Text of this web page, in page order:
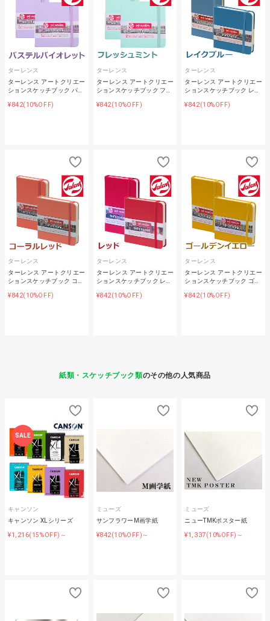
ターレンス
ターレンス アートクリエー
ションスケッチブック パ…
¥842(10%OFF)
ターレンス
ターレンス アートクリエー
ションスケッチブック フ…
¥842(10%OFF)
ターレンス
ターレンス アートクリエー
ションスケッチブック レ…
¥842(10%OFF)
ターレンス
ターレンス アートクリエー
ションスケッチブック コ…
¥842(10%OFF)
ターレンス
ターレンス アートクリエー
ションスケッチブック レ…
¥842(10%OFF)
ターレンス
ターレンス アートクリエー
ションスケッチブック ゴ…
¥842(10%OFF)
紙類・スケッチブック類のその他の人気商品
SALE
キャンソン
キャンソン XLシリーズ
¥1,216(15%OFF)～
ミューズ
サンフラワーM画学紙
¥842(10%OFF)～
ミューズ
ニューTMKポスター紙
¥1,337(10%OFF)～